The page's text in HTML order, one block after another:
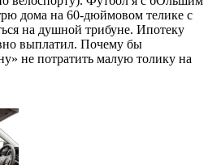
дома на 60-дюймовом телике с
на душной трибуне. Ипотеку
выплатил. Почему бы
не потратить малую толику на